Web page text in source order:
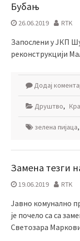
Бубањ
26.06.2019 RTK
Запослени у ЈКП
реконструкцији
Додај
Друштво,
зелена пијаца,
Замена тезги
19.06.2019 RTK
Јaвно комунално
је почело са са
Светозара